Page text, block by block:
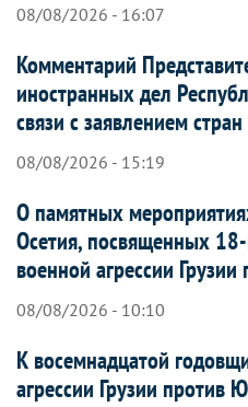
08/08/2026 - 16:07
Комментарий
иностранных дел
связи с заявлением
08/08/2026 - 15:19
О памятных
Осетия, посвященных
военной агрессии
08/08/2026 - 10:10
К восемнадцатой
агрессии Грузии против